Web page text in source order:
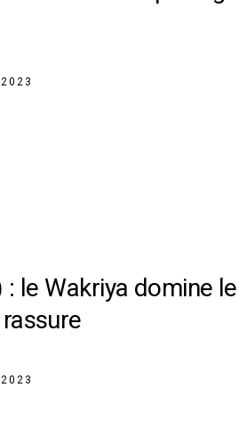
le Wakriya domine le